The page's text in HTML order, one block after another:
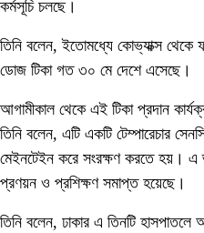
কর্মসূচি চলছে।
তিনি বলেন, ইতোমধ্যে কোভ্যাক্স থেকে
ডোজ টিকা গত ৩০ মে দেশে এসেছে।
আগামীকাল থেকে এই টিকা প্রদান
তিনি বলেন, এটি একটি টেম্পারেচার
মেইনটেইন করে সংরক্ষণ করতে হয়। এ
প্রণয়ন ও প্রশিক্ষণ সমাপ্ত হয়েছে।
তিনি বলেন, ঢাকার এ তিনটি হাসপাতলে